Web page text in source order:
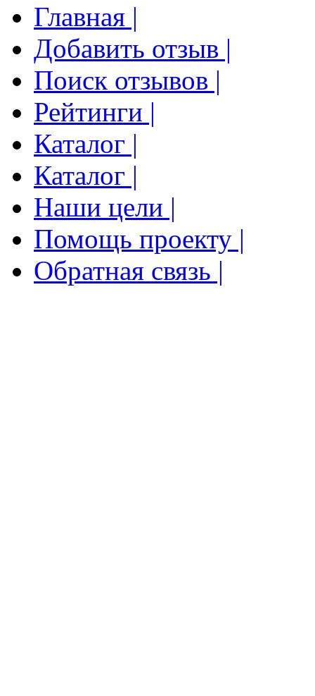
Главная |
Добавить отзыв |
Поиск отзывов |
Рейтинги |
Каталог |
Каталог |
Наши цели |
Помощь проекту |
Обратная связь |